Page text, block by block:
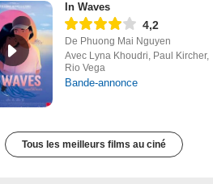
In Waves
4,2
De Phuong Mai Nguyen
Avec Lyna Khoudri, Paul Kircher,
Rio Vega
Bande-annonce
Tous les meilleurs films au ciné